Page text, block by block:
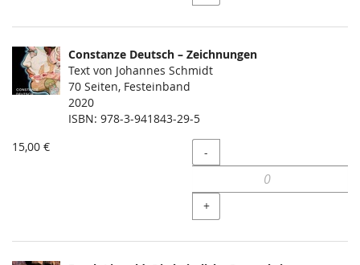
Constanze Deutsch – Zeichnungen
Text von Johannes Schmidt
70 Seiten, Festeinband
2020
ISBN: 978-3-941843-29-5
15,00 €
Menge
-
+